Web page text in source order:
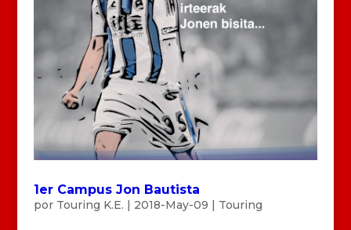
1er Campus Jon Bautista
por Touring K.E. | 2018-May-09 | Touring